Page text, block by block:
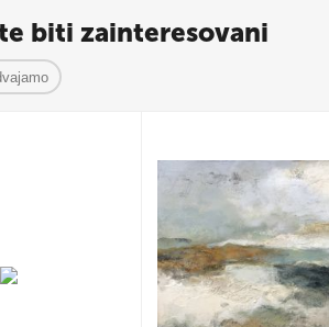
biti zainteresovani